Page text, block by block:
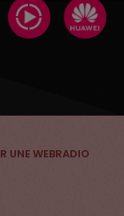
UNE WEBRADIO